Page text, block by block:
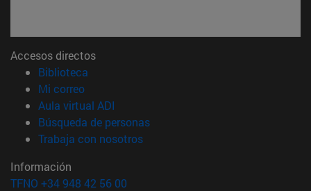
Accesos directos
Biblioteca
Mi correo(abre en nueva ventana)
Aula virtual ADI
Búsqueda de personas(abre en nueva ventana)
Trabaja con nosotros(abre en nueva ventana)
Información
TFNO +34 948 42 56 00